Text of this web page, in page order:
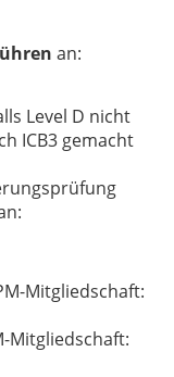
an:
Level D nicht
ICB3 gemacht
Mitgliedschaft:
Mitgliedschaft: